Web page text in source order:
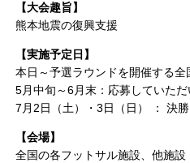
【大会趣旨】
熊本地震の復興支援
【実施予定日】
本日～予選ラウンドを開催する
5月中旬～6月末：応募していた
7月2日（土）・3日（日） ： 決
【会場】
全国の各フットサル施設、他施設